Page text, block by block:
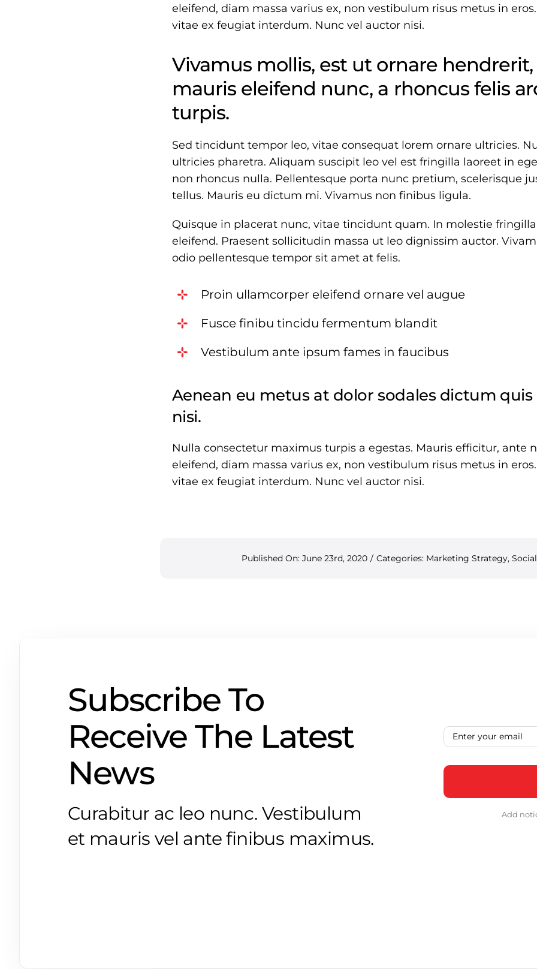
eleifend, diam massa varius ex, non vestibulum risus metus in
vitae ex feugiat interdum. Nunc vel auctor nisi.
Vivamus mollis, est ut ornare
mauris eleifend nunc, a rhoncus felis
turpis.
Sed tincidunt tempor leo, vitae consequat lorem ornare ultricies.
ultricies pharetra. Aliquam suscipit leo vel est fringilla laoreet in
non rhoncus nulla. Pellentesque porta nunc pretium, scelerisque
tellus. Mauris eu dictum mi. Vivamus non finibus ligula.
Quisque in placerat nunc, vitae tincidunt quam. In molestie
eleifend. Praesent sollicitudin massa ut leo dignissim auctor.
odio pellentesque tempor sit amet at felis.
Proin ullamcorper eleifend ornare vel augue
Fusce finibu tincidu fermentum blandit
Vestibulum ante ipsum fames in faucibus
Aenean eu metus at dolor sodales dictum
nisi.
Nulla consectetur maximus turpis a egestas. Mauris efficitur, ante
eleifend, diam massa varius ex, non vestibulum risus metus in
vitae ex feugiat interdum. Nunc vel auctor nisi.
Published On: June 23rd, 2020 / Categories: Marketing Strategy,
Subscribe To
Receive The Latest
News
Curabitur ac leo nunc. Vestibulum
et mauris vel ante finibus maximus.
Add